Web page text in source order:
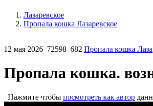
Лазаревское
Пропала кошка Лазаревское
12 мая 2026 72598 682 Пропала кошка
Пропала кошка.
Нажмите чтобы посмотреть как автор